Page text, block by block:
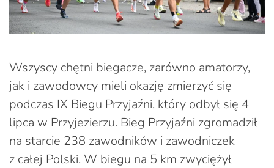
Wszyscy chętni biegacze, zarówno amatorzy,
jak i zawodowcy mieli okazję zmierzyć się
podczas IX Biegu Przyjaźni, który odbył się 4
lipca w Przyjezierzu. Bieg Przyjaźni zgromadził
na starcie 238 zawodników i zawodniczek
z całej Polski. W biegu na 5 km zwyciężył